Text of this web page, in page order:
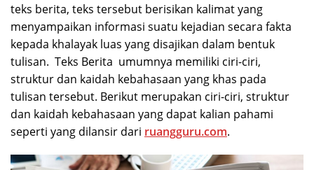
teks berita, teks tersebut berisikan kalimat yang
menyampaikan informasi suatu kejadian secara fakta
kepada khalayak luas yang disajikan dalam bentuk
tulisan. Teks Berita umumnya memiliki ciri-ciri,
struktur dan kaidah kebahasaan yang khas pada
tulisan tersebut. Berikut merupakan ciri-ciri, struktur
dan kaidah kebahasaan yang dapat kalian pahami
seperti yang dilansir dari ruangguru.com.